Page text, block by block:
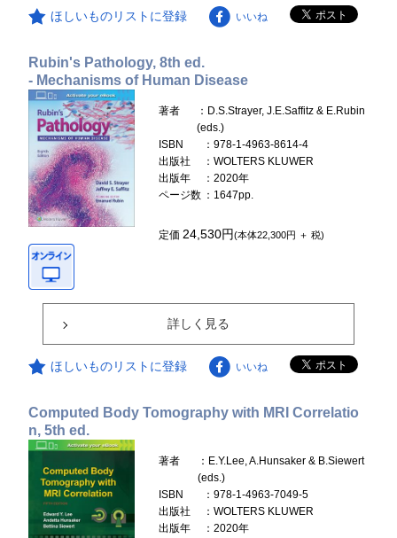
ほしいものリストに登録 いいね
Rubin's Pathology, 8th ed.
- Mechanisms of Human Disease
著者
：D.S.Strayer, J.E.Saffitz & E.Rubin
(eds.)
ISBN
：978-1-4963-8614-4
出版社
：WOLTERS KLUWER
出版年
：2020年
ページ数 ：1647pp.
定価24,530円(本体22,300円 ＋ 税)
詳しく見る
ほしいものリストに登録 いいね
Computed Body Tomography with MRI Correlatio
n, 5th ed.
著者
：E.Y.Lee, A.Hunsaker & B.Siewert
(eds.)
ISBN
：978-1-4963-7049-5
出版社
：WOLTERS KLUWER
出版年
：2020年